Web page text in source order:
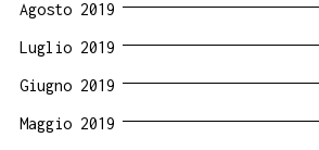
Agosto 2019
Luglio 2019
Giugno 2019
Maggio 2019